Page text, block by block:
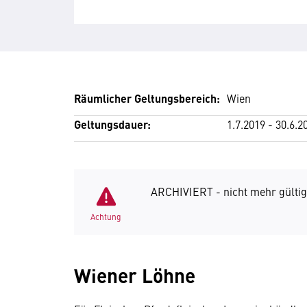
Räumlicher Geltungsbereich: Wien
Geltungsdauer: 1.7.2019 -
Achtung
ARCHIVIERT - nicht mehr gültig
Wiener Löhne